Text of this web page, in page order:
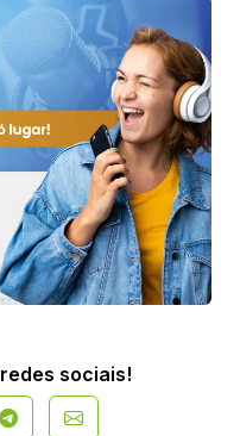
sociais!